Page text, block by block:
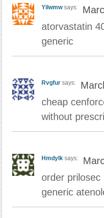
Yilwmw says:
atorvastatin
generic
Rvgfur says:
cheap
without
Hmdylk says:
order
generic